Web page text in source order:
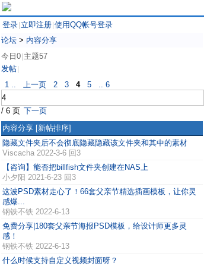
登录 立即注册 使用QQ帐号登录
论坛 > 内容分享
今日0 主题57
发帖
1 .. 上一页 2 3 4 5 .. 6
/ 6 页 下一页
内容分享 [新帖排序]
隐藏文件夹后不会彻底隐藏隐藏该文件夹和其中的素材
Viscacha 2022-3-6 回3
【咨询】能否把billfish文件夹创建在NAS上
小夕阳 2021-6-23 回3
这波PSD素材走心了！66套父亲节精选插画模板，让你灵
感爆...
钢铁不铁 2022-6-13
免费分享|180套父亲节海报PSD模板，给设计师更多灵
感！
钢铁不铁 2022-6-13
什么时候支持自定义视频封面呀？